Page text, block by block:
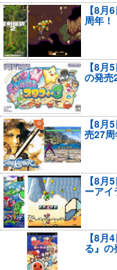
【8月
周年！
【8月
の発売
【8月
売27周
【8月
ーアイ
【8月
る』の